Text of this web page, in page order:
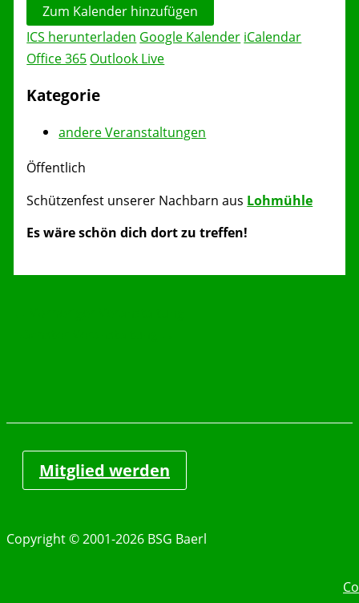
Zum Kalender hinzufügen
ICS herunterladen Google Kalender iCalendar
Office 365 Outlook Live
Kategorie
andere Veranstaltungen
Öffentlich
Schützenfest unserer Nachbarn aus Lohmühle
Es wäre schön dich dort zu treffen!
Mitglied werden
Copyright © 2001-2026 BSG Baerl